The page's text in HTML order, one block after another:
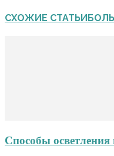
СХОЖИЕ СТАТЬИ
Способы